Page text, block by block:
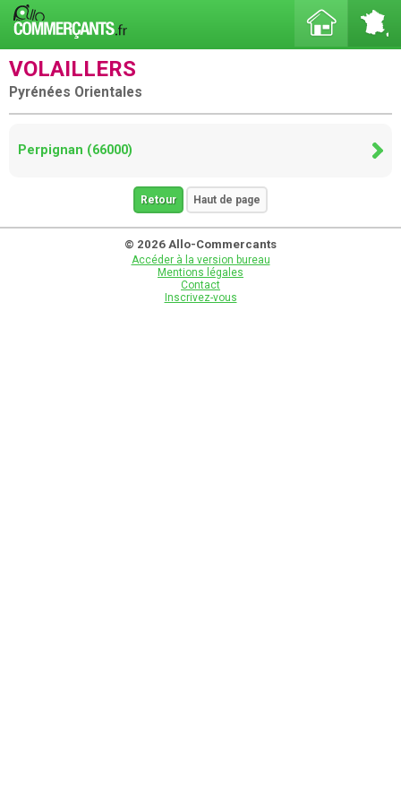
VOLAILLERS
Pyrénées Orientales
Perpignan (66000)
Retour Haut de page
© 2026 Allo-Commercants
Accéder à la version bureau
Mentions légales
Contact
Inscrivez-vous